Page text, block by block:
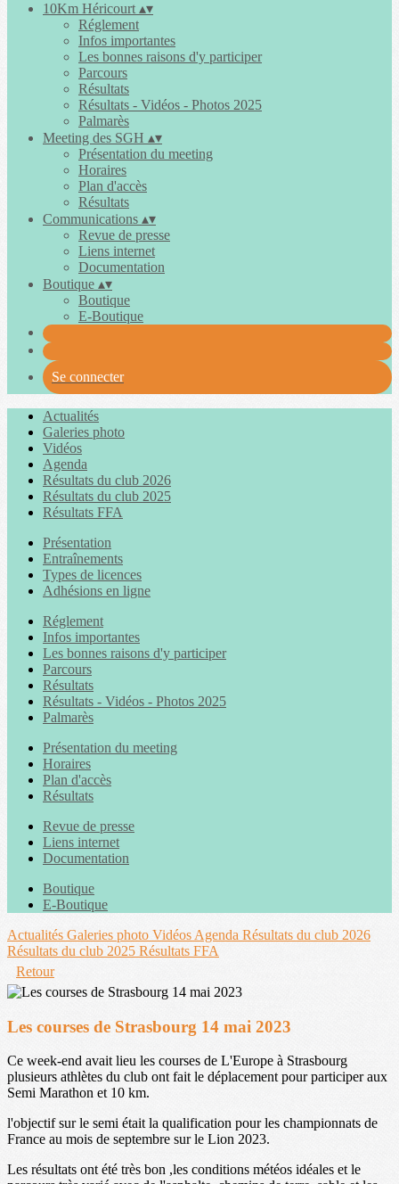
10Km Héricourt ▴▾
Réglement
Infos importantes
Les bonnes raisons d'y participer
Parcours
Résultats
Résultats - Vidéos - Photos 2025
Palmarès
Meeting des SGH ▴▾
Présentation du meeting
Horaires
Plan d'accès
Résultats
Communications ▴▾
Revue de presse
Liens internet
Documentation
Boutique ▴▾
Boutique
E-Boutique
Se connecter
Actualités
Galeries photo
Vidéos
Agenda
Résultats du club 2026
Résultats du club 2025
Résultats FFA
Présentation
Entraînements
Types de licences
Adhésions en ligne
Réglement
Infos importantes
Les bonnes raisons d'y participer
Parcours
Résultats
Résultats - Vidéos - Photos 2025
Palmarès
Présentation du meeting
Horaires
Plan d'accès
Résultats
Revue de presse
Liens internet
Documentation
Boutique
E-Boutique
Actualités Galeries photo Vidéos Agenda Résultats du club 2026
Résultats du club 2025 Résultats FFA
Retour
Les courses de Strasbourg 14 mai 2023
Ce week-end avait lieu les courses de L'Europe à Strasbourg
plusieurs athlètes du club ont fait le déplacement pour participer aux
Semi Marathon et 10 km.
l'objectif sur le semi était la qualification pour les championnats de
France au mois de septembre sur le Lion 2023.
Les résultats ont été très bon ,les conditions météos idéales et le